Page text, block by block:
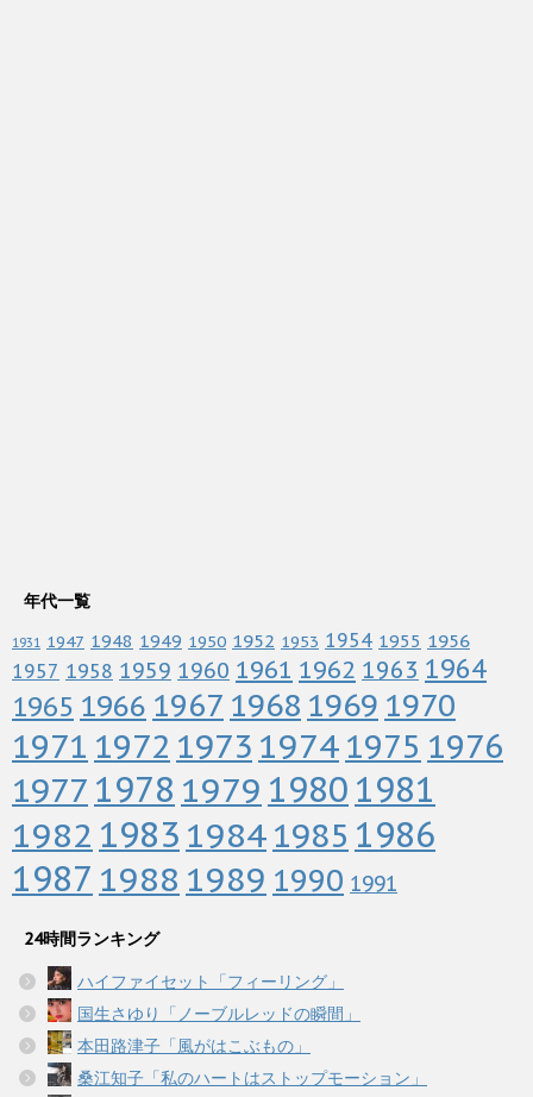
年代一覧
1931 1947 1948 1949 1950 1952 1953 1954 1955 1956
1957 1958 1959 1960 1961 1962 1963 1964
1965 1966 1967 1968 1969 1970
1971 1972 1973 1974 1975 1976
1977 1978 1979 1980 1981
1982 1983 19841985 1986
1987 1988 1989 1990 1991
24時間ランキング
ハイファイセット「フィーリング」
国生さゆり「ノーブルレッドの瞬間」
本田路津子「風がはこぶもの」
桑江知子「私のハートはストップモーション」